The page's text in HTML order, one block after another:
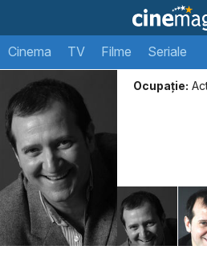
Cinema TV Filme Seriale
Ocupație: